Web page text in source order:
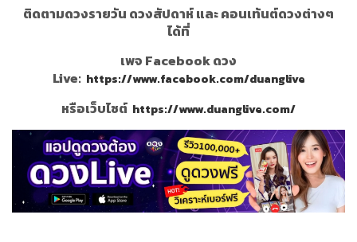
ติดตามดวงรายวัน ดวงสัปดาห์ และ คอนเท้นต์ดวงต่างๆ
ได้ที่
เพจ Facebook ดวง
Live: https://www.facebook.com/duanglive
หรือเว็บไซต์ https://www.duanglive.com/